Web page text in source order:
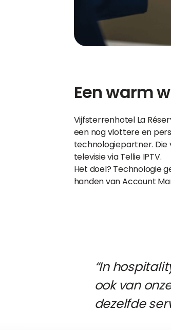
Een warm
Vijfsterrenhotel La
een nog vlottere en
technologiepartner. Die
televisie via Tellie IPTV.
Het doel? Technologie
handen van Account
“In
ook van
dezelfde